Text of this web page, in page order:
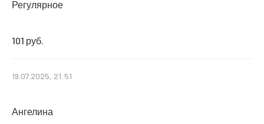
Регулярное
101 руб.
19.07.2025, 21:51
Ангелина